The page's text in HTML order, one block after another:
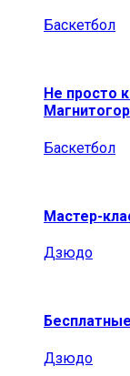
Баскетбол
Не просто
Баскетбол
Мастер-
Дзюдо
Дзюдо